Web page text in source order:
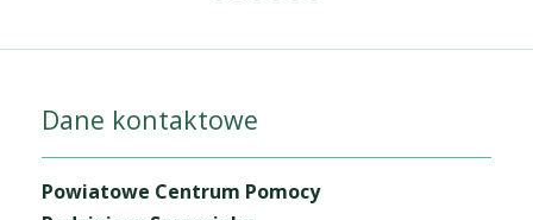
Dane kontaktowe
Powiatowe Centrum Pomocy